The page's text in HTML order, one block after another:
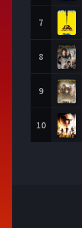
7
8
9
10